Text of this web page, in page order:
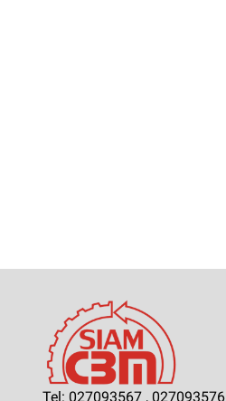
Tel: 027093567 , 027093576